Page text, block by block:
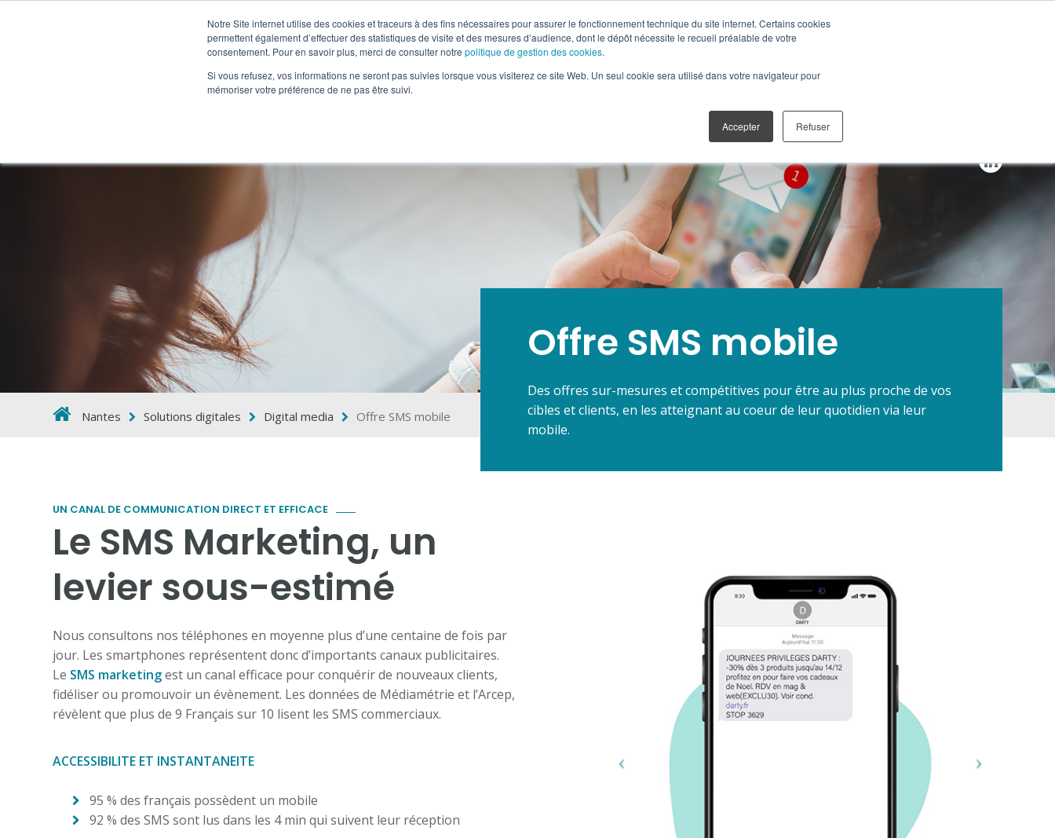
Notre Site internet utilise des cookies et traceurs à des fins nécessaires pour assurer le fonctionnement technique du site internet. Certains cookies
permettent également d’effectuer des statistiques de visite et des mesures d’audience, dont le dépôt nécessite le recueil préalable de votre
consentement. Pour en savoir plus, merci de consulter notre politique de gestion des cookies.
Si vous refusez, vos informations ne seront pas suivies lorsque vous visiterez ce site Web. Un seul cookie sera utilisé dans votre navigateur pour
mémoriser votre préférence de ne pas être suivi.
Accepter Refuser
HORS-MÉDIA & OOH RETAIL MARKETING SOLUTIONS DIGITALES
Offre SMS mobile
Des offres sur-mesures et compétitives pour être au plus proche de vos
cibles et clients, en les atteignant au coeur de leur quotidien via leur
mobile.
Nantes Solutions digitales Digital media Offre SMS mobile
UN CANAL DE COMMUNICATION DIRECT ET EFFICACE
Le SMS Marketing, un
levier sous-estimé
Nous consultons nos téléphones en moyenne plus d’une centaine de fois par
jour. Les smartphones représentent donc d’importants canaux publicitaires.
Le SMS marketingest un canal efficace pour conquérir de nouveaux clients,
fidéliser ou promouvoir un évènement. Les données de Médiamétrie et l’Arcep,
révèlent que plus de 9 Français sur 10 lisent les SMS commerciaux.
ACCESSIBILITE ET INSTANTANEITE
95 % des français possèdent un mobile
92 % des SMS sont lus dans les 4 min qui suivent leur réception